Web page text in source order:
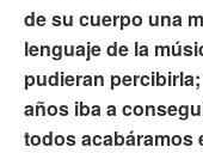
de su cuerpo una
lenguaje de la
pudieran
años iba a
todos acabáramos